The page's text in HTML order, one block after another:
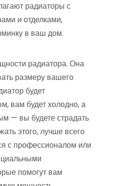
радиаторы с
и отделками,
в ваш дом.
радиатора. Она
размеру вашего
будет
вам будет холодно, а
— вы будете страдать
этого, лучше всего
с профессионалом или
помогут вам